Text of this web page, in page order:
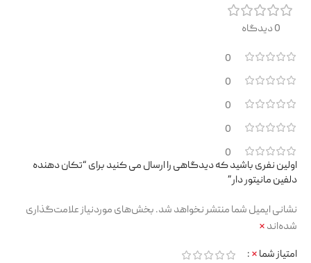
0 دیدگاه
0
0
0
0
0
اولین نفری باشید که دیدگاهی را ارسال می کنید برای “تکان دهنده
دلفین مانیتور دار”
نشانی ایمیل شما منتشر نخواهد شد.بخش‌های موردنیاز علامت‌گذاری
شده‌اند*
امتیاز شما*